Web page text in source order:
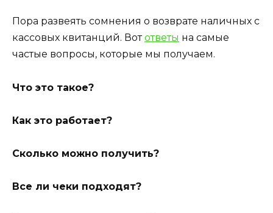
Пора развеять сомнения о возврате наличных с
кассовых квитанций. Вотответы на самые
частые вопросы, которые мы получаем.
Что это такое?
Как это работает?
Сколько можно получить?
Все ли чеки подходят?